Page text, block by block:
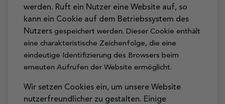
werden. Ruft ein Nutzer eine Website auf, so
kann ein Cookie auf dem Betriebssystem des
Nutzers gespeichert werden. Dieser Cookie enthält
eine charakteristische Zeichenfolge, die eine
eindeutige Identifizierung des Browsers beim
erneuten Aufrufen der Website ermöglicht.
Wir setzen Cookies ein, um unsere Website
nutzerfreundlicher zu gestalten. Einige